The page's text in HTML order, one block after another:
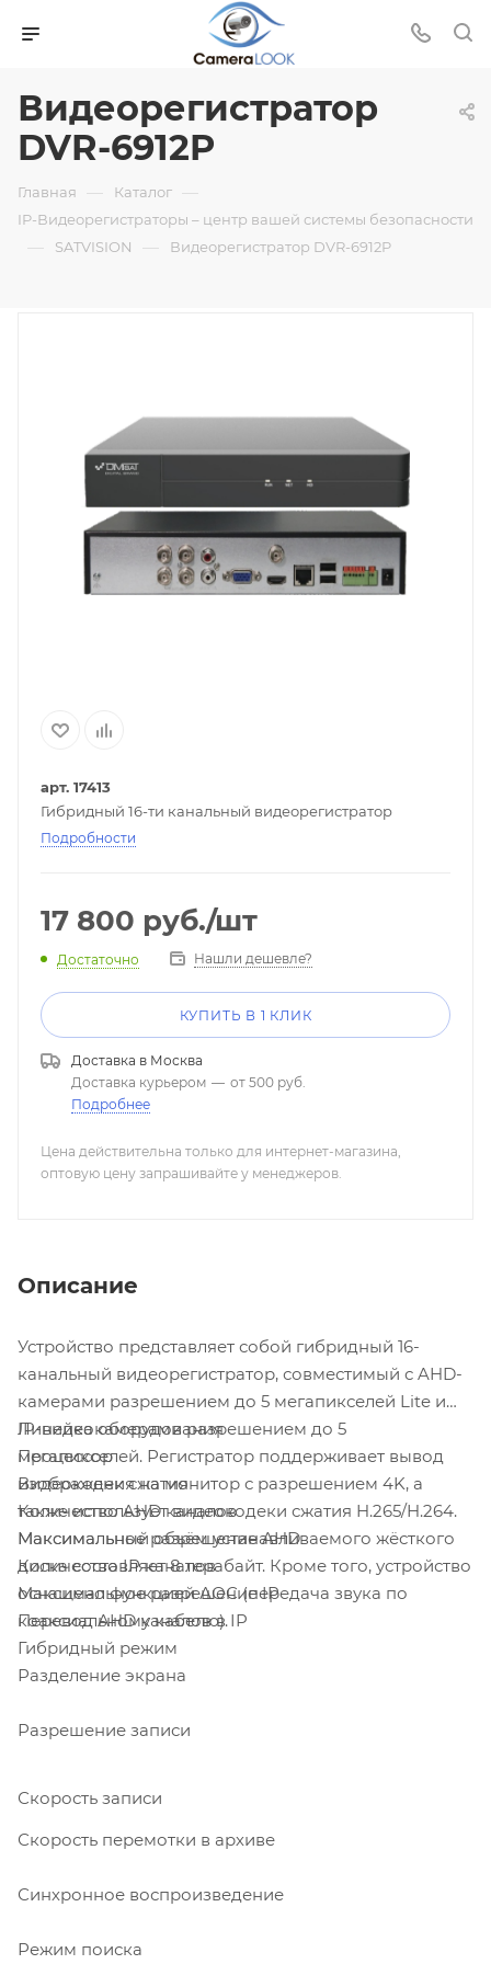
Видеорегистратор
DVR-6912P
Главная — Каталог —
IP-Видеорегистраторы – центр вашей системы безопасности
— SATVISION — Видеорегистратор DVR-6912P
арт. 17413
Гибридный 16-ти канальный видеорегистратор
Подробности
17 800 руб./шт
Достаточно Нашли дешевле?
КУПИТЬ В 1 КЛИК
Доставка в Москва
Доставка курьером — от 500 руб.
Подробнее
Цена действительна только для интернет-магазина,
оптовую цену запрашивайте у менеджеров.
Описание
Устройство представляет собой гибридный 16-
канальный видеорегистратор, совместимый с AHD-
камерами разрешением до 5 мегапикселей Lite и
IP-видеокамерами разрешением до 5
мегапикселей. Регистратор поддерживает вывод
изображения на монитор с разрешением 4K, а
также использует видеокодеки сжатия H.265/H.264.
Максимальный объём устанавливаемого жёсткого
диска составляет 8 терабайт. Кроме того, устройство
оснащено функцией АОС (передача звука по
коаксиальному кабелю).
Линейка оборудования
Процессор
Видеокодек сжатия
Количество AHD каналов
Максимальное разрешение AHD
Количество IP каналов
Максимальное разрешение IP
Перевод AHD каналов в IP
Гибридный режим
Разделение экрана
Разрешение записи
Скорость записи
Скорость перемотки в архиве
Синхронное воспроизведение
Режим поиска